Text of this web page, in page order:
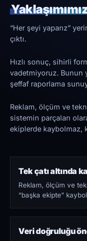
“Her şeyi yaparız”
çıktı.
Hızlı sonuç, sihirli
vadetmiyoruz. Bunun
şeffaf raporlama
Reklam, ölçüm ve
sistemin parçaları
ekiplerde kaybolmaz,
Tek çatı altında
Reklam, ölçüm ve
“başka ekipte”
Veri doğruluğu